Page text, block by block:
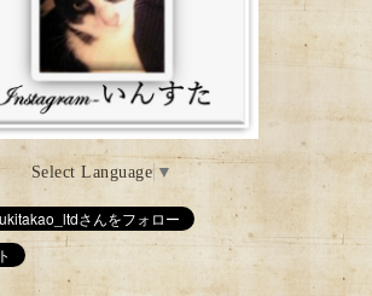
Select Language ▼